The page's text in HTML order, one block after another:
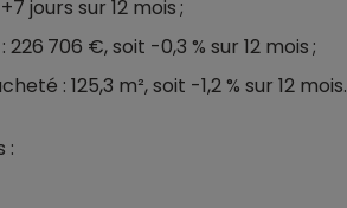
jours sur 12 mois ;
706 €, soit -0,3 % sur 12 mois ;
: 125,3 m², soit -1,2 % sur 12 mois.
: